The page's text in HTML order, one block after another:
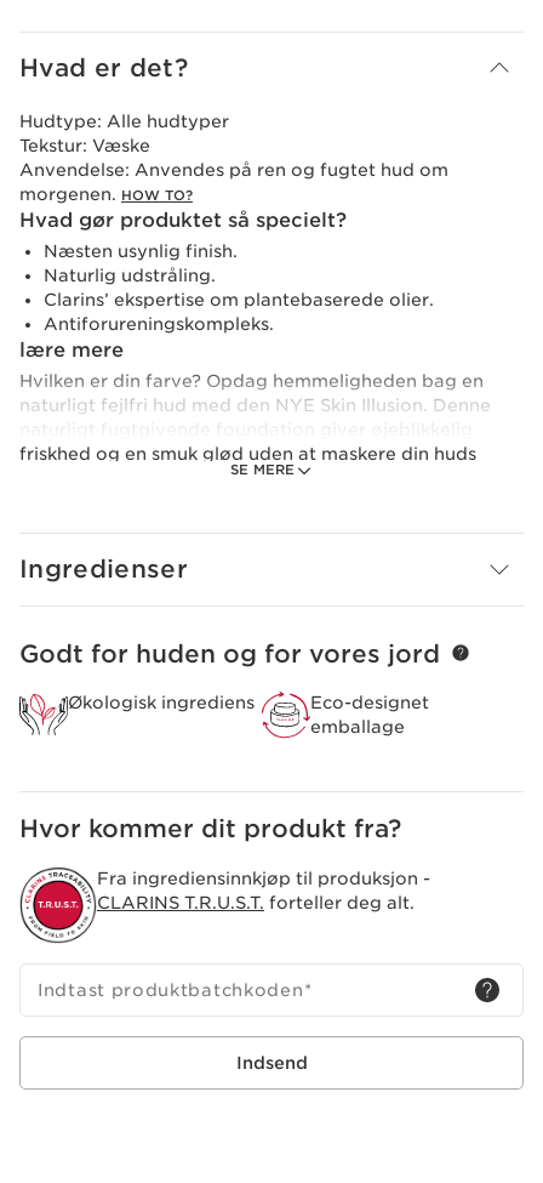
Hvad er det?
SE MERE
Hudtype: Alle hudtyper
Tekstur: Væske
Anvendelse: Anvendes på ren og fugtet hud om
morgenen. HOW TO?
Hvad gør produktet så specielt?
Næsten usynlig finish.
Naturlig udstråling.
Clarins’ ekspertise om plantebaserede olier.
Antiforureningskompleks.
lære mere
Hvilken er din farve? Opdag hemmeligheden bag en
naturligt fejlfri hud med den NYE Skin Illusion. Denne
friskhed og en smuk glød uden at maskere din huds
naturlige skønhed. Denne formel indeholder rødt
samtidig med at en lille dosis ikke-fedtende olie giver
Ingredienser
HOP TIL INDHOLD
Godt for huden og for vores jord
Økologisk ingrediens
Eco-designet
emballage
Hvor kommer dit produkt fra?
Fra ingrediensinnkjøp til produksjon -
CLARINS T.R.U.S.T. forteller deg alt.
Indtast produktbatchkoden*
Indsend